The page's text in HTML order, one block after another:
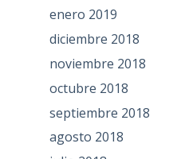
enero 2019
diciembre 2018
noviembre 2018
octubre 2018
septiembre 2018
agosto 2018